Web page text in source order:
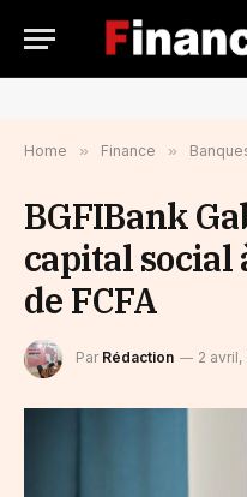
Home » Finance »
BGFIBank
capital
de FCFA
Par Rédaction 2 avril,